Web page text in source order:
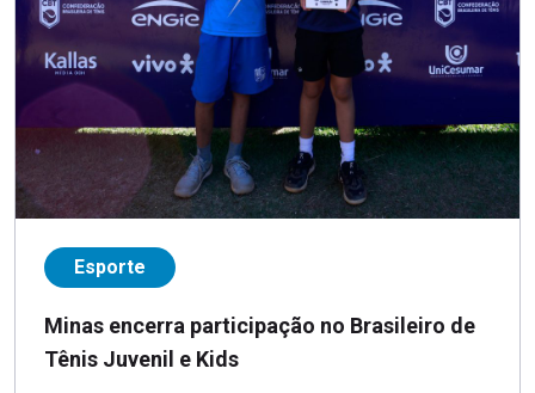
Esporte
Minas encerra participação no Brasileiro de
Tênis Juvenil e Kids